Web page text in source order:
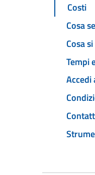
Costi
Cosa
Cosa
Tempi
Accedi